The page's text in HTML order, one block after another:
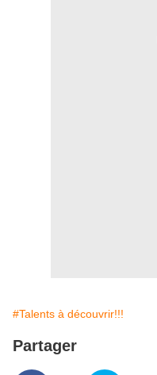
#Talents à découvrir!!!
Partager